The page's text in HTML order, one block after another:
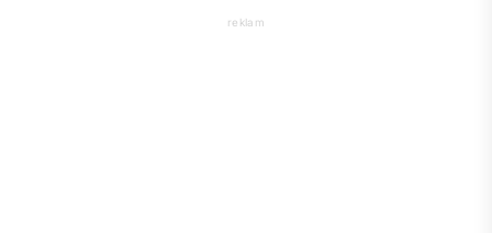
reklam